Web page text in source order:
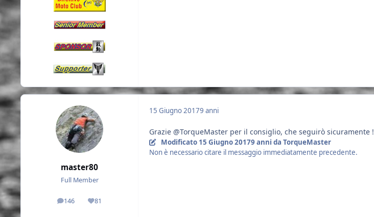
master80
Full Member
146
messaggi81
Reputazione
15 Giugno 20179 anni
Grazie @TorqueMaster per il consiglio, che seguirò sicuramente !
Modificato 15 Giugno 20179 anni da TorqueMaster
Non è necessario citare il messaggio immediatamente precedente.